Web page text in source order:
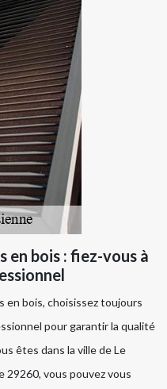
en bois : fiez-vous à
en bois, choisissez toujours
pour garantir la qualité
êtes dans la ville de Le
29260, vous pouvez vous